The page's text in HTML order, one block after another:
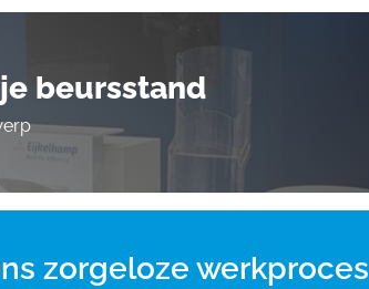
beursstand
zorgeloze werkproces